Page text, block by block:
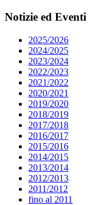
Notizie ed Eventi
2025/2026
2024/2025
2023/2024
2022/2023
2021/2022
2020/2021
2019/2020
2018/2019
2017/2018
2016/2017
2015/2016
2014/2015
2013/2014
2012/2013
2011/2012
fino al 2011